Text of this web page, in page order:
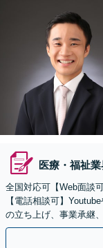
医療・福祉
全国対応可【Web面談
【電話相談可】
の立ち上げ、事業承継
ー・ドラフトなどに対